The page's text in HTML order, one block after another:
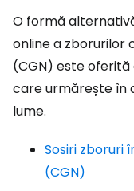
O formă
online a zborurilor
(CGN) este oferită
care urmărește în
lume.
Sosiri zboruri
(CGN)